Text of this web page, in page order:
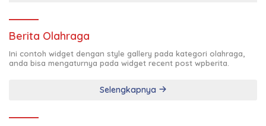
Berita Olahraga
Ini contoh widget dengan style gallery pada kategori olahraga,
anda bisa mengaturnya pada widget recent post wpberita.
Selengkapnya